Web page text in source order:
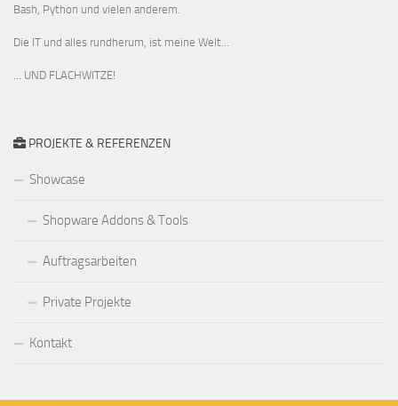
Bash, Python und vielen anderem.
Die IT und alles rundherum, ist meine Welt...
… UND FLACHWITZE!
PROJEKTE & REFERENZEN
Showcase
Shopware Addons & Tools
Auftragsarbeiten
Private Projekte
Kontakt